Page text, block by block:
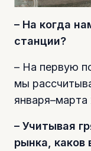
– На когда
станции?
– На первую
мы
января–марта
– Учитывая
рынка, каков